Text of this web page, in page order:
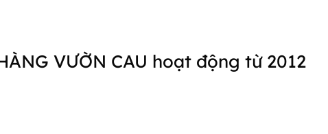
VƯỜN CAU hoạt động từ 2012